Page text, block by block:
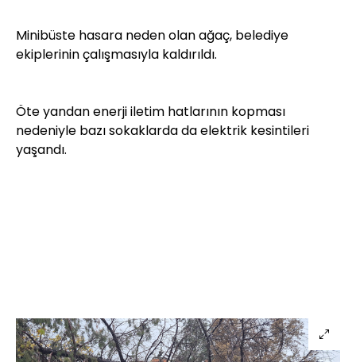
Minibüste hasara neden olan ağaç, belediye
ekiplerinin çalışmasıyla kaldırıldı.
Öte yandan enerji iletim hatlarının kopması
nedeniyle bazı sokaklarda da elektrik kesintileri
yaşandı.